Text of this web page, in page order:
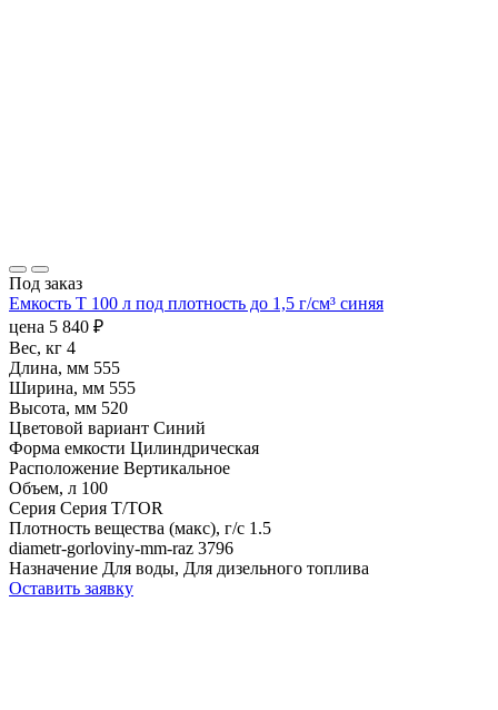
Под заказ
Емкость T 100 л под плотность до 1,5 г/см³ синяя
цена 5 840 ₽
Вес, кг 4
Длина, мм 555
Ширина, мм 555
Высота, мм 520
Цветовой вариант Синий
Форма емкости Цилиндрическая
Расположение Вертикальное
Объем, л 100
Серия Серия T/TOR
Плотность вещества (макс), г/с 1.5
diametr-gorloviny-mm-raz 3796
Назначение Для воды, Для дизельного топлива
Оставить заявку